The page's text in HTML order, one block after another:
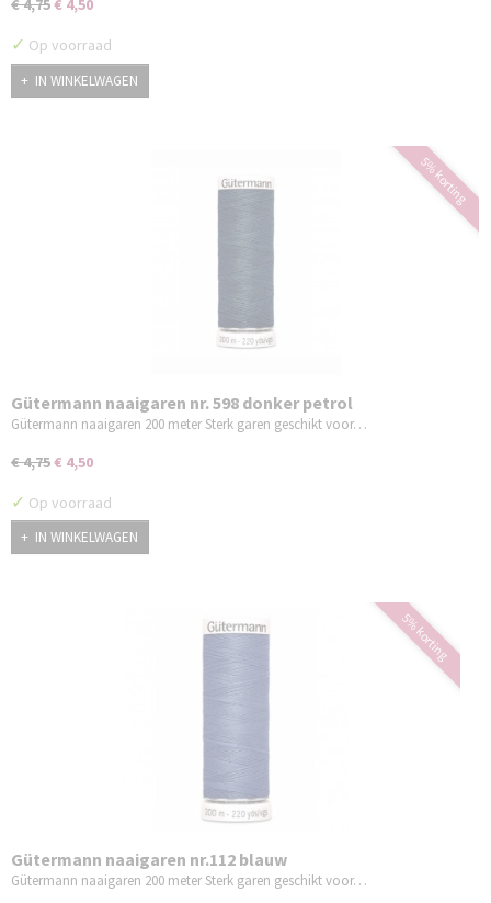
€ 4,75€ 4,50
✓ Op voorraad
IN WINKELWAGEN
5% korting
Gütermann naaigaren nr. 598 donker petrol
Gütermann naaigaren 200 meter Sterk garen geschikt voor…
€ 4,75€ 4,50
✓ Op voorraad
IN WINKELWAGEN
5% korting
Gütermann naaigaren nr.112 blauw
Gütermann naaigaren 200 meter Sterk garen geschikt voor…